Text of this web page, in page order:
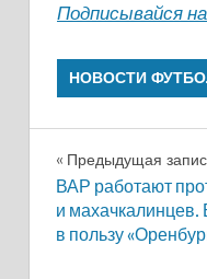
Подписывайся
НОВОСТИ
по
записям
Предыдущая
ВАР работают
и
в пользу